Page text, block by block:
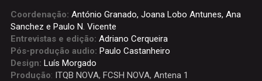
Coordenação: António Granado, Joana Lobo Antunes, Ana
Sanchez e Paulo N. Vicente
Entrevistas e edição: Adriano Cerqueira
Pós-produção audio: Paulo Castanheiro
Design: Luís Morgado
Produção: ITQB NOVA, FCSH NOVA, Antena 1